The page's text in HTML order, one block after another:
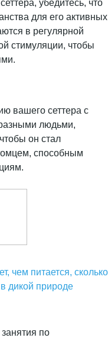
убедитесь, что
для его активных
в регулярной
стимуляции, чтобы
вашего сеттера с
людьми,
он стал
способным
чем питается, сколько
дикой природе
по